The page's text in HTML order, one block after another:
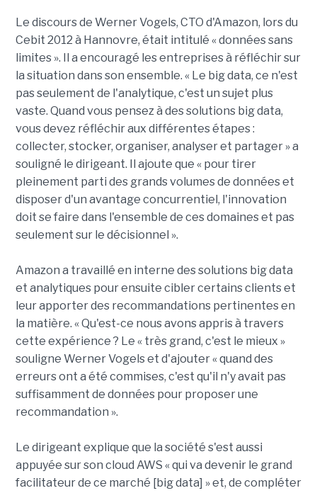
Le discours de Werner Vogels, CTO d'Amazon, lors du
Cebit 2012 à Hannovre, était intitulé « données sans
limites ». Il a encouragé les entreprises à réfléchir sur
la situation dans son ensemble. « Le big data, ce n'est
pas seulement de l'analytique, c'est un sujet plus
vaste. Quand vous pensez à des solutions big data,
vous devez réfléchir aux différentes étapes :
collecter, stocker, organiser, analyser et partager » a
souligné le dirigeant. Il ajoute que « pour tirer
pleinement parti des grands volumes de données et
disposer d'un avantage concurrentiel, l'innovation
doit se faire dans l'ensemble de ces domaines et pas
seulement sur le décisionnel ».
Amazon a travaillé en interne des solutions big data
et analytiques pour ensuite cibler certains clients et
leur apporter des recommandations pertinentes en
la matière. « Qu'est-ce nous avons appris à travers
cette expérience ? Le « très grand, c'est le mieux »
souligne Werner Vogels et d'ajouter « quand des
erreurs ont a été commises, c'est qu'il n'y avait pas
suffisamment de données pour proposer une
recommandation ».
Le dirigeant explique que la société s'est aussi
appuyée sur son cloud AWS « qui va devenir le grand
facilitateur de ce marché [big data] » et, de compléter